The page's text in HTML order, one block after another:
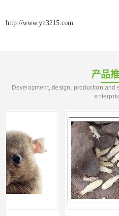
http://www.yn3215.com
产品
Development, design, production and